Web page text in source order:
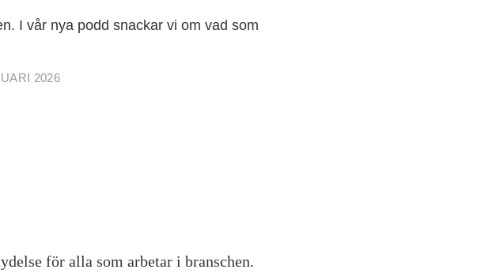
I vår nya podd snackar vi om vad som
2026
för alla som arbetar i branschen.